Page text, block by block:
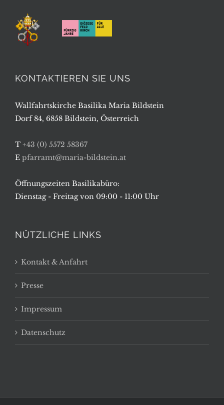
KONTAKTIEREN SIE UNS
Wallfahrtskirche Basilika Maria Bildstein
Dorf 84, 6858 Bildstein, Österreich
T +43 (0) 5572 58367
E pfarramt@maria-bildstein.at
Öffnungszeiten Basilikabüro:
Dienstag - Freitag von 09:00 - 11:00 Uhr
NÜTZLICHE LINKS
Kontakt & Anfahrt
Presse
Impressum
Datenschutz